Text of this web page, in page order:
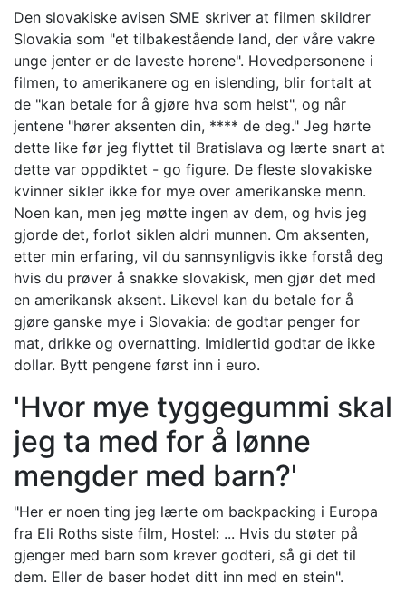
Den slovakiske avisen SME skriver at filmen skildrer
Slovakia som "et tilbakestående land, der våre vakre
unge jenter er de laveste horene". Hovedpersonene i
filmen, to amerikanere og en islending, blir fortalt at
de "kan betale for å gjøre hva som helst", og når
jentene "hører aksenten din, **** de deg." Jeg hørte
dette like før jeg flyttet til Bratislava og lærte snart at
dette var oppdiktet - go figure. De fleste slovakiske
kvinner sikler ikke for mye over amerikanske menn.
Noen kan, men jeg møtte ingen av dem, og hvis jeg
gjorde det, forlot siklen aldri munnen. Om aksenten,
etter min erfaring, vil du sannsynligvis ikke forstå deg
hvis du prøver å snakke slovakisk, men gjør det med
en amerikansk aksent. Likevel kan du betale for å
gjøre ganske mye i Slovakia: de godtar penger for
mat, drikke og overnatting. Imidlertid godtar de ikke
dollar. Bytt pengene først inn i euro.
'Hvor mye tyggegummi skal
jeg ta med for å lønne
mengder med barn?'
"Her er noen ting jeg lærte om backpacking i Europa
fra Eli Roths siste film, Hostel: ... Hvis du støter på
gjenger med barn som krever godteri, så gi det til
dem. Eller de baser hodet ditt inn med en stein".